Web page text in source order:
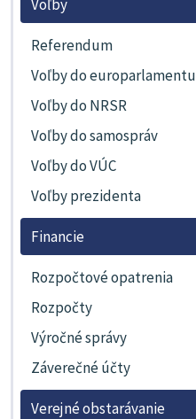
Voľby
Referendum
Voľby do europarlamentu
Voľby do NRSR
Voľby do samospráv
Voľby do VÚC
Voľby prezidenta
Financie
Rozpočtové opatrenia
Rozpočty
Výročné správy
Záverečné účty
Verejné obstarávanie